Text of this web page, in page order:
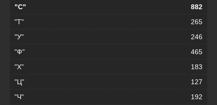
"С"
882
"Т"
265
"У"
246
"Ф"
465
"Х"
183
"Ц"
127
"Ч"
192